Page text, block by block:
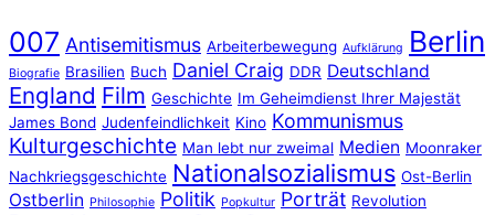
007 Antisemitismus Arbeiterbewegung Aufklärung Berlin
Biografie Brasilien Buch Daniel Craig DDR Deutschland
England Film Geschichte Im Geheimdienst Ihrer Majestät
James Bond Judenfeindlichkeit Kino Kommunismus
Kulturgeschichte Man lebt nur zweimal Medien Moonraker
Nachkriegsgeschichte Nationalsozialismus Ost-Berlin
Ostberlin Philosophie Politik Popkultur Porträt Revolution